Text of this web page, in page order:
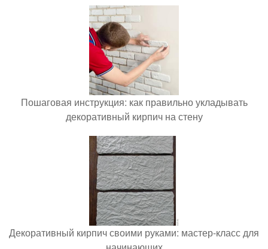
Пошаговая инструкция: как правильно укладывать
декоративный кирпич на стену
Декоративный кирпич своими руками: мастер-класс для